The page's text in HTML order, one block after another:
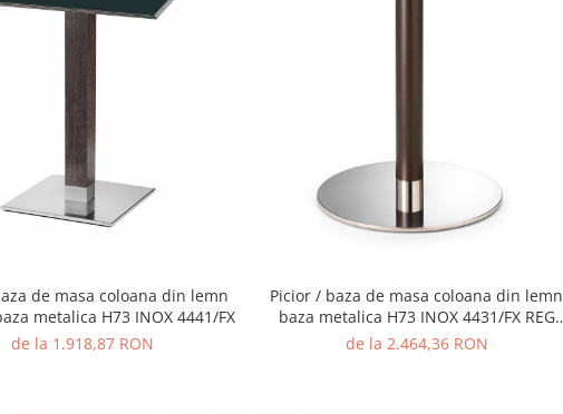
de masa coloana din lemn
metalica H73 INOX 4441/FX
de la 1.918,87 RON
Picior / baza de masa coloana din lemn
baza metalica H73 INOX 4431/FX REG
(Wenge)
de la 2.464,36 RON